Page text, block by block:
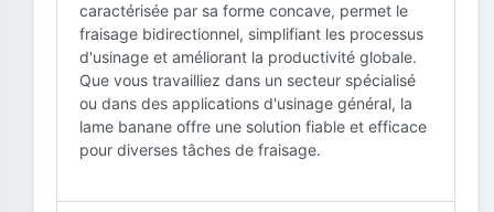
caractérisée par sa forme concave, permet le
fraisage bidirectionnel, simplifiant les processus
d'usinage et améliorant la productivité globale.
Que vous travailliez dans un secteur spécialisé
ou dans des applications d'usinage général, la
lame banane offre une solution fiable et efficace
pour diverses tâches de fraisage.